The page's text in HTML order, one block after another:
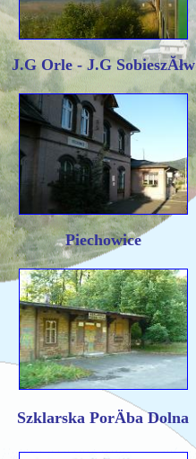
J.G Orle - J.G SobieszĂłw
Piechowice
Szklarska PorÄba Dolna